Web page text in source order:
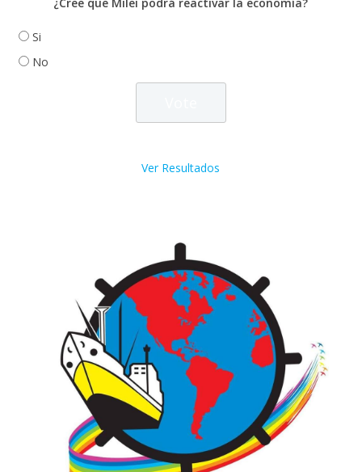
Si
No
Ver Resultados